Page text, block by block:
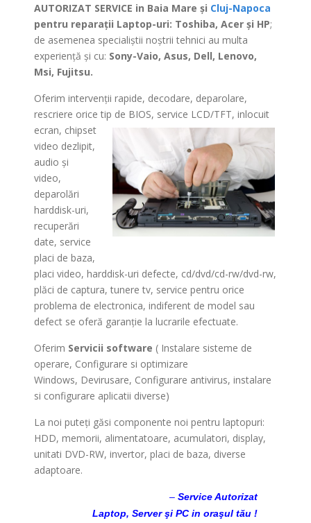
AUTORIZAT SERVICE in Baia Mare şi Cluj-Napoca
pentru reparaţii Laptop-uri: Toshiba, Acer şi HP;
de asemenea specialiştii noştrii tehnici au multa
experienţă şi cu: Sony-Vaio, Asus, Dell, Lenovo,
Msi, Fujitsu.
Oferim intervenţii rapide, decodare, deparolare,
rescriere orice tip de BIOS, service LCD/TFT, inlocuit
ecran, chipset
video dezlipit,
audio şi
video,
deparolări
harddisk-uri,
recuperări
date, service
placi de baza,
placi video, harddisk-uri defecte, cd/dvd/cd-rw/dvd-rw,
plăci de captura, tunere tv, service pentru orice
problema de electronica, indiferent de model sau
defect se oferă garanţie la lucrarile efectuate.
Oferim Servicii software ( Instalare sisteme de
operare, Configurare si optimizare
Windows, Devirusare, Configurare antivirus, instalare
si configurare aplicatii diverse)
La noi puteţi găsi componente noi pentru laptopuri:
HDD, memorii, alimentatoare, acumulatori, display,
unitati DVD-RW, invertor, placi de baza, diverse
adaptoare.
– Service Autorizat
Laptop, Server şi PC in oraşul tău !